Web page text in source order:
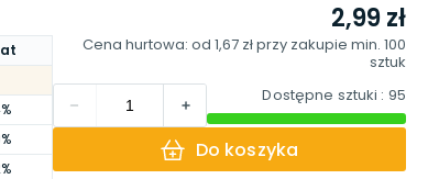
2,99 zł
Cena hurtowa: od 1,67 złprzy zakupie min. 100
sztuk
Dostępne sztuki : 95
Do koszyka